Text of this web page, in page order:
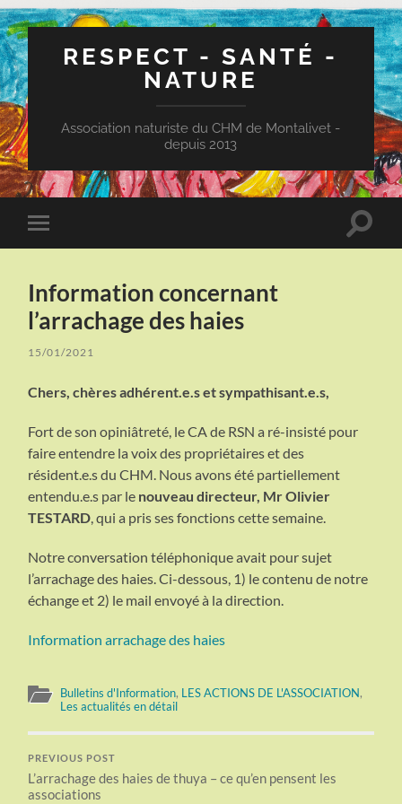
RESPECT - SANTÉ -
NATURE
Association naturiste du CHM de Montalivet -
depuis 2013
Toggle
mobile
Toggle
Information concernant
l’arrachage des haies
15/01/2021
Chers, chères adhérent.e.s et sympathisant.e.s,
Fort de son opiniâtreté, le CA de RSN a ré-insisté pour
faire entendre la voix des propriétaires et des
résident.e.s du CHM. Nous avons été partiellement
entendu.e.s par le nouveau directeur, Mr Olivier
TESTARD , qui a pris ses fonctions cette semaine.
Notre conversation téléphonique avait pour sujet
l’arrachage des haies. Ci-dessous, 1) le contenu de notre
échange et 2) le mail envoyé à la direction.
Information arrachage des haies
Bulletins d'Information, LES ACTIONS DE L'ASSOCIATION,
Les actualités en détail
PREVIOUS POST
L’arrachage des haies de thuya – ce qu’en pensent les
associations